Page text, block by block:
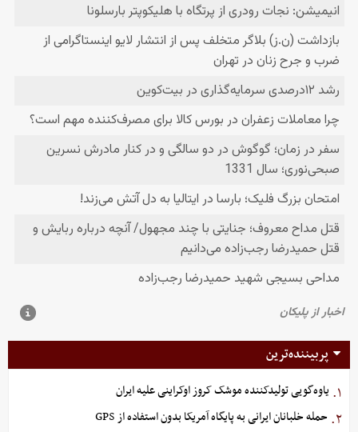
پربیننده‌ترین
۱. یاوه‌گویی تولیدکننده موشک کروز اوکراینی علیه ایران
۲. حمله خلبانان ایرانی به پایگاه آمریکا بدون استفاده از GPS